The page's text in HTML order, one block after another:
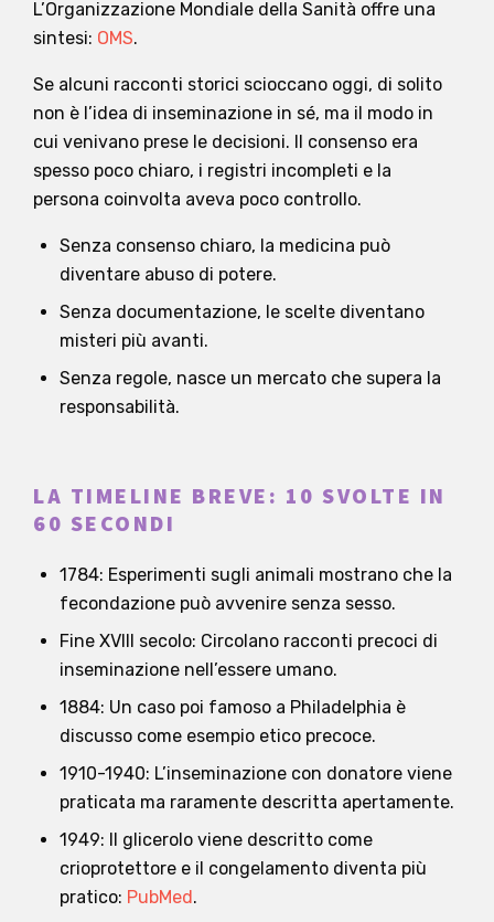
L’Organizzazione Mondiale della Sanità offre una
sintesi: OMS.
Se alcuni racconti storici scioccano oggi, di solito
non è l’idea di inseminazione in sé, ma il modo in
cui venivano prese le decisioni. Il consenso era
spesso poco chiaro, i registri incompleti e la
persona coinvolta aveva poco controllo.
Senza consenso chiaro, la medicina può
diventare abuso di potere.
Senza documentazione, le scelte diventano
misteri più avanti.
Senza regole, nasce un mercato che supera la
responsabilità.
LA TIMELINE BREVE: 10 SVOLTE IN
60 SECONDI
1784: Esperimenti sugli animali mostrano che la
fecondazione può avvenire senza sesso.
Fine XVIII secolo: Circolano racconti precoci di
inseminazione nell’essere umano.
1884: Un caso poi famoso a Philadelphia è
discusso come esempio etico precoce.
1910-1940: L’inseminazione con donatore viene
praticata ma raramente descritta apertamente.
1949: Il glicerolo viene descritto come
crioprotettore e il congelamento diventa più
pratico: PubMed.